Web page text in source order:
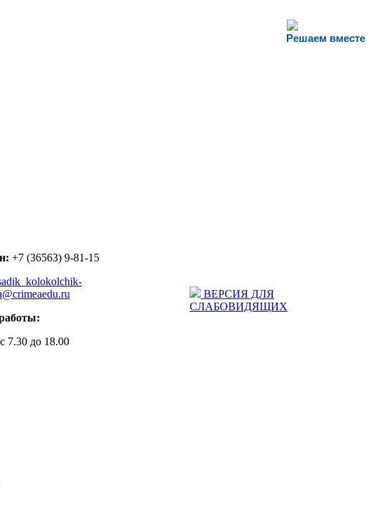
Решаем вместе
+7 (36563) 9-81-15
7.30 до 18.00
ВЕРСИЯ ДЛЯ
СЛАБОВИДЯЩИХ